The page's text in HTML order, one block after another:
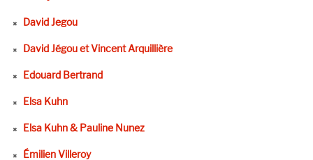
David Jegou
David Jégou et Vincent Arquillière
Edouard Bertrand
Elsa Kuhn
Elsa Kuhn & Pauline Nunez
Émilien Villeroy